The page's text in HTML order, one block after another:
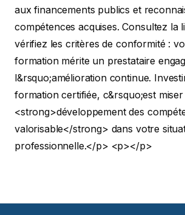
aux financements publics et
compétences acquises. Consultez la
vérifiez les critères de conformité :
formation mérite un prestataire
l&rsquo;amélioration continue.
formation certifiée, c&rsquo;est
<strong>développement des
valorisable</strong> dans votre
professionnelle.</p> <p></p>